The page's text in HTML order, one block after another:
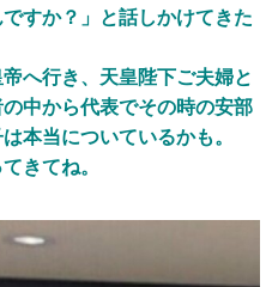
すか？」と話しかけてきた
へ行き、天皇陛下ご夫婦と
中から代表でその時の安部
本当についているかも。
きてね。